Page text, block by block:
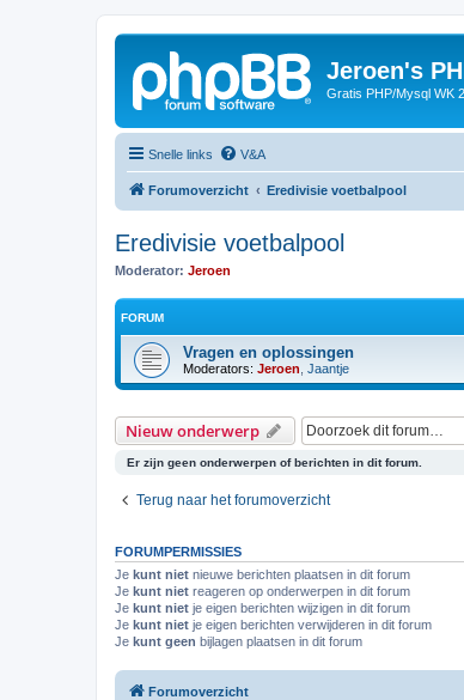
Jeroen's
Gratis PHP/Mysql WK
Snelle links V&A
Forumoverzicht Eredivisie voetbalpool
Eredivisie voetbalpool
Moderator: Jeroen
FORUM
Vragen en oplossingen
Moderators: Jeroen Jaantje
Nieuw onderwerp
Er zijn geen onderwerpen of berichten in dit forum.
Terug naar het forumoverzicht
FORUMPERMISSIES
Je kunt niet nieuwe berichten plaatsen in dit forum
Je kunt niet reageren op onderwerpen in dit forum
Je kunt niet je eigen berichten wijzigen in dit forum
Je kunt niet je eigen berichten verwijderen in dit forum
Je kunt geen bijlagen plaatsen in dit forum
Forumoverzicht